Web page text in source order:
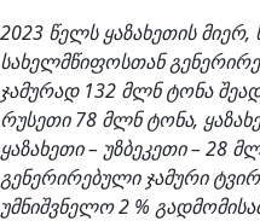
2023 წელს ყაზახეთის მიერ,
სახელმწიფოსთან
ჯამურად 132 მლნ ტონა
რუსეთი 78 მლნ ტონა,
ყაზახეთი – უზბეკეთი – 28
გენერირებული ჯამური
უმნიშვნელო 2 %